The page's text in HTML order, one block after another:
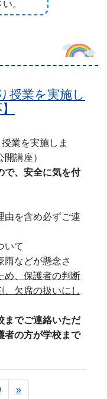
。
授業を実施し
業を実施しま
講座）
で、安全に気を付
を含め必ずご連
いて
などが懸念さ
め、保護者の判断
、欠席の扱いにし
までご連絡いただ
者の方が学校まで
»